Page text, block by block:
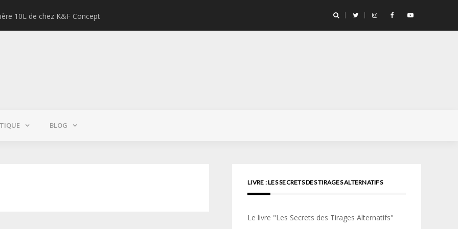
10L de chez K&F Concept
BLOG
LIVRE : LES SECRETS DES TIRAGES ALTERNATIFS
Le livre "Les Secrets des Tirages Alternatifs"